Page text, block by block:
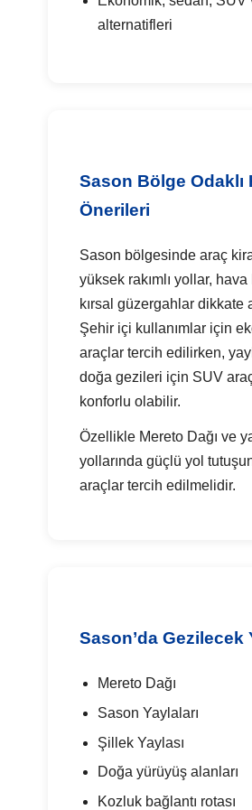
alternatifleri
Sason Bölge Odaklı
Önerileri
Sason bölgesinde araç
yüksek rakımlı yollar, hava
kırsal güzergahlar dikkate
Şehir içi kullanımlar için
araçlar tercih edilirken,
doğa gezileri için SUV
konforlu olabilir.
Özellikle Mereto Dağı ve
yollarında güçlü yol
araçlar tercih edilmelidir.
Sason’da Gezilecek
Mereto Dağı
Sason Yaylaları
Şillek Yaylası
Doğa yürüyüş alanları
Kozluk bağlantı rotası